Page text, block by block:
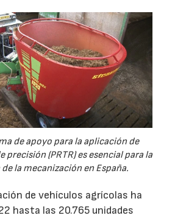
de apoyo para la aplicación de
precisión (PRTR) es esencial para la
la mecanización en España.
de vehículos agrícolas ha
hasta las 20.765 unidades